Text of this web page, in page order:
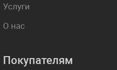
Услуги
О нас
Покупателям